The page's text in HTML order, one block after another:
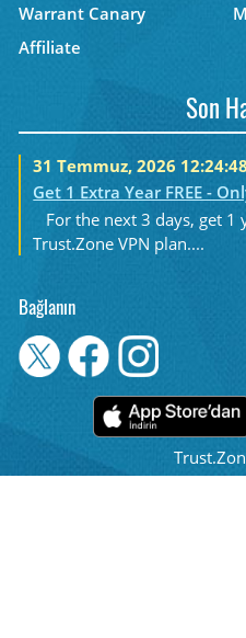
Warrant Canary
Affiliate
Son
31 Temmuz, 2026 12:24:48
Get 1 Extra Year FREE -
For the next 3 days, get 1
Trust.Zone VPN plan....
Bağlanın